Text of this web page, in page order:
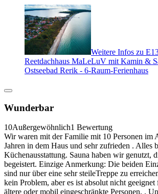
Weitere Infos zu
Reetdachhaus MaLeLuV mit Kamin &
Ostseebad Rerik - 6-Raum-Ferienhaus
Wunderbar
10Außergewöhnlich1 Bewertung
Wir waren mit der Familie mit 10 Personen im
Jahren in dem Haus und sehr zufrieden . Alles
Küchenausstattung. Sauna haben wir genutzt,
begeistert. Einzige Anmerkung: Die beiden
sind nur über eine sehr steileTreppe zu
kein Problem, aber es ist absolut nicht
ältere oder mobil eingeschränkte Personen. .